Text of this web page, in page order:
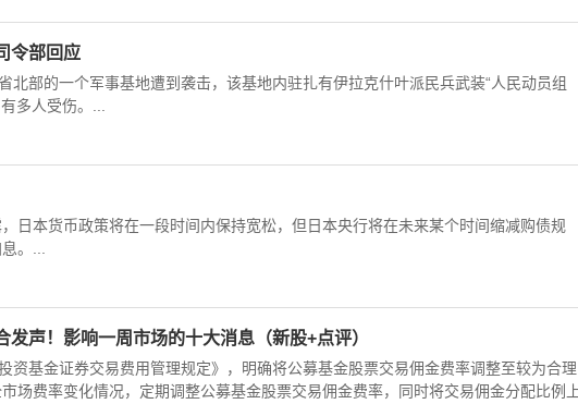
令部回应
部的一个军事基地遭到袭击，该基地内驻扎有伊拉克什叶派民兵武装“人民动员组
多人受伤。...
日本货币政策将在一段时间内保持宽松，但日本央行将在未来某个时间缩减购债规
。...
声！影响一周市场的十大消息（新股+点评）
基金证券交易费用管理规定》，明确将公募基金股票交易佣金费率调整至较为合理
场费率变化情况，定期调整公募基金股票交易佣金费率，同时将交易佣金分配比例